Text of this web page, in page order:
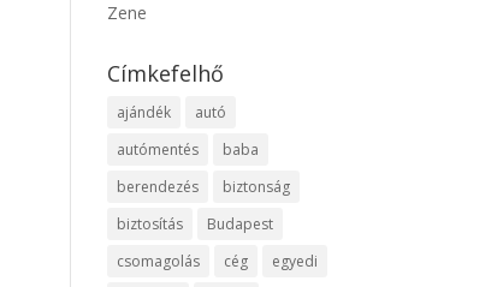
Zene
Címkefelhő
ajándék
autó
autómentés
baba
berendezés
biztonság
biztosítás
Budapest
csomagolás
cég
egyedi